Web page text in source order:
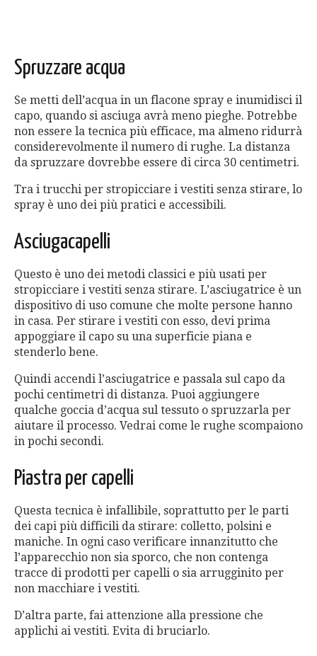
Spruzzare acqua
Se metti dell’acqua in un flacone spray e inumidisci il
capo, quando si asciuga avrà meno pieghe. Potrebbe
non essere la tecnica più efficace, ma almeno ridurrà
considerevolmente il numero di rughe. La distanza
da spruzzare dovrebbe essere di circa 30 centimetri.
Tra i trucchi per stropicciare i vestiti senza stirare, lo
spray è uno dei più pratici e accessibili.
Asciugacapelli
Questo è uno dei metodi classici e più usati per
stropicciare i vestiti senza stirare. L’asciugatrice è un
dispositivo di uso comune che molte persone hanno
in casa. Per stirare i vestiti con esso, devi prima
appoggiare il capo su una superficie piana e
stenderlo bene.
Quindi accendi l’asciugatrice e passala sul capo da
pochi centimetri di distanza. Puoi aggiungere
qualche goccia d’acqua sul tessuto o spruzzarla per
aiutare il processo. Vedrai come le rughe scompaiono
in pochi secondi.
Piastra per capelli
Questa tecnica è infallibile, soprattutto per le parti
dei capi più difficili da stirare: colletto, polsini e
maniche. In ogni caso verificare innanzitutto che
l’apparecchio non sia sporco, che non contenga
tracce di prodotti per capelli o sia arrugginito per
non macchiare i vestiti.
D’altra parte, fai attenzione alla pressione che
applichi ai vestiti. Evita di bruciarlo.